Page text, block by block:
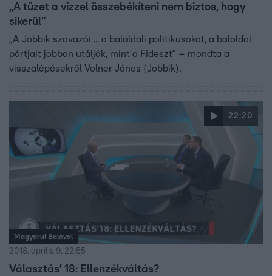
„A tüzet a vízzel összebékíteni nem biztos, hogy
sikerül”
„A Jobbik szavazói ... a baloldali politikusokat, a baloldal
pártjait jobban utálják, mint a Fideszt” – mondta a
visszalépésekről Volner János (Jobbik).
22:20
Magyarul Balóval
2018. április 9. 22:55
Választás’ 18: Ellenzékváltás?